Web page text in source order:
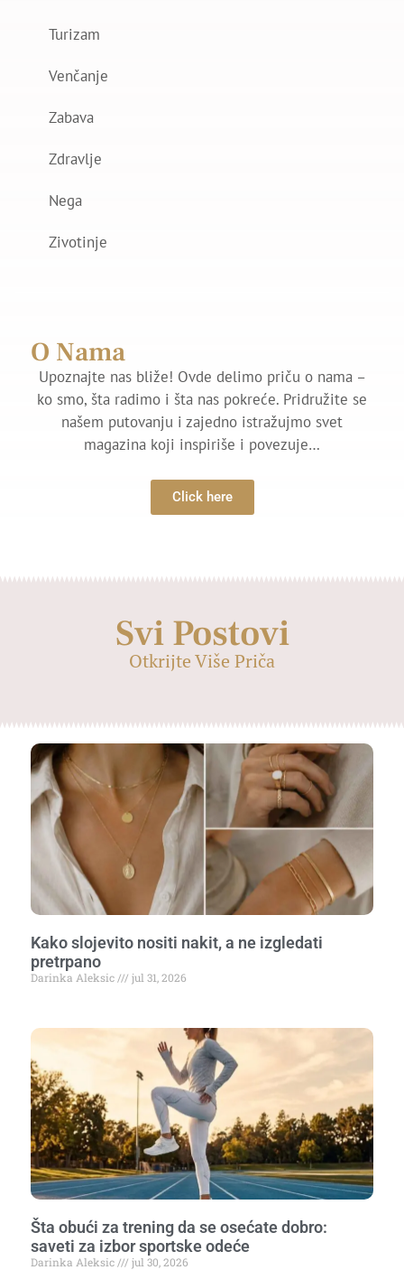
Turizam
Venčanje
Zabava
Zdravlje
Nega
Zivotinje
O Nama
Upoznajte nas bliže! Ovde delimo priču o nama –
ko smo, šta radimo i šta nas pokreće. Pridružite se
našem putovanju i zajedno istražujmo svet
magazina koji inspiriše i povezuje…
Click here
Svi Postovi
Otkrijte Više Priča
Kako slojevito nositi nakit, a ne izgledati
pretrpano
Darinka Aleksic jul 31, 2026
Šta obući za trening da se osećate dobro:
saveti za izbor sportske odeće
Darinka Aleksic jul 30, 2026